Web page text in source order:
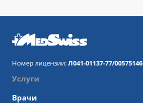
Номер лицензии:Л041-01137-77/00575146
Услуги
Врачи